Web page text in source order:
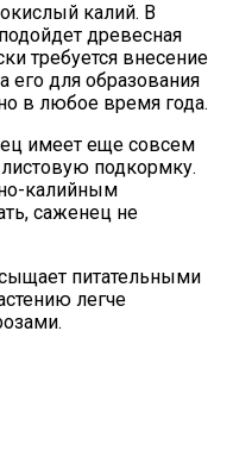
калий. В
древесная
требуется внесение
его для образования
в любое время года.
имеет еще совсем
подкормку.
калийным
саженец не
питательными
легче